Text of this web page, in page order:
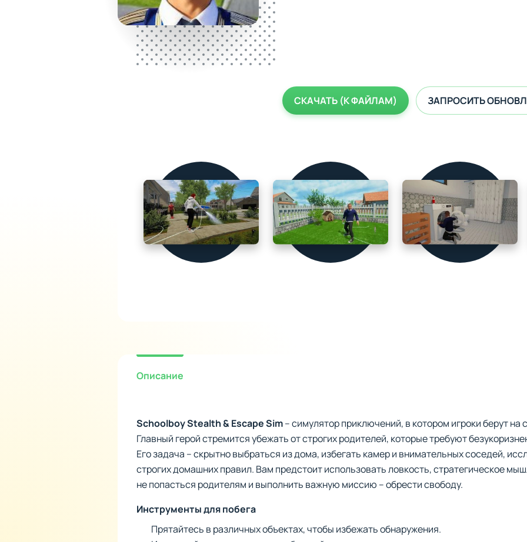
СКАЧАТЬ (К ФАЙЛАМ) ЗАПРОСИТЬ
Описание
Schoolboy Stealth & Escape Sim– симулятор приключений, в котором игроки берут на
Главный герой стремится убежать от строгих родителей, которые требуют
Его задача – скрытно выбраться из дома, избегать камер и внимательных соседей,
строгих домашних правил. Вам предстоит использовать ловкость, стратегическое
не попасться родителям и выполнить важную миссию – обрести свободу.
Инструменты для побега
Прятайтесь в различных объектах, чтобы избежать обнаружения.